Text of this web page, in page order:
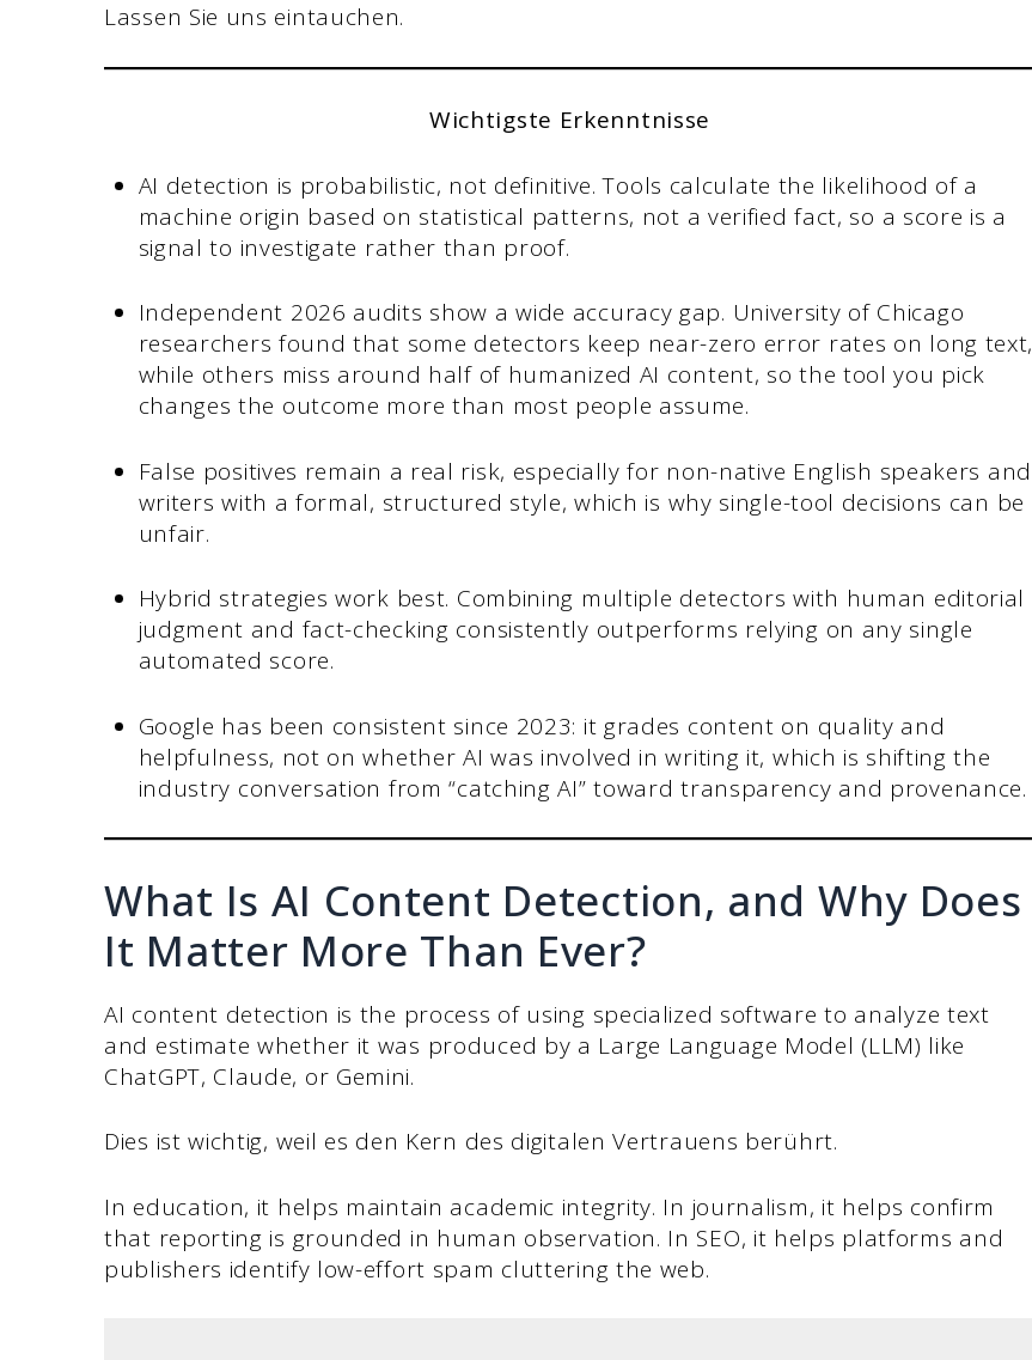
Lassen Sie uns eintauchen.
Wichtigste Erkenntnisse
AI detection is probabilistic, not definitive. Tools calculate the likelihood of a
machine origin based on statistical patterns, not a verified fact, so a score is a
signal to investigate rather than proof.
Independent 2026 audits show a wide accuracy gap. University of Chicago
researchers found that some detectors keep near-zero error rates on long text,
while others miss around half of humanized AI content, so the tool you pick
changes the outcome more than most people assume.
False positives remain a real risk, especially for non-native English speakers and
writers with a formal, structured style, which is why single-tool decisions can be
unfair.
Hybrid strategies work best. Combining multiple detectors with human editorial
judgment and fact-checking consistently outperforms relying on any single
automated score.
Google has been consistent since 2023: it grades content on quality and
helpfulness, not on whether AI was involved in writing it, which is shifting the
industry conversation from “catching AI” toward transparency and provenance.
What Is AI Content Detection, and Why Does
It Matter More Than Ever?
AI content detection is the process of using specialized software to analyze text
and estimate whether it was produced by a Large Language Model (LLM) like
ChatGPT, Claude, or Gemini.
Dies ist wichtig, weil es den Kern des digitalen Vertrauens berührt.
In education, it helps maintain academic integrity. In journalism, it helps confirm
that reporting is grounded in human observation. In SEO, it helps platforms and
publishers identify low-effort spam cluttering the web.